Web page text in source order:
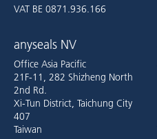
VAT BE 0871.936.166
anyseals NV
Office Asia Pacific
21F-11, 282 Shizheng North
2nd Rd.
Xi-Tun District, Taichung City
407
Taiwan